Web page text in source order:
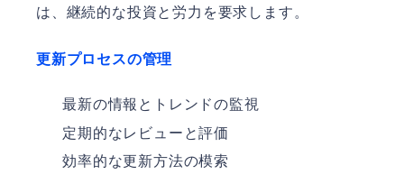
は、継続的な投資と労力を要求します。
更新プロセスの管理
最新の情報とトレンドの監視
定期的なレビューと評価
効率的な更新方法の模索